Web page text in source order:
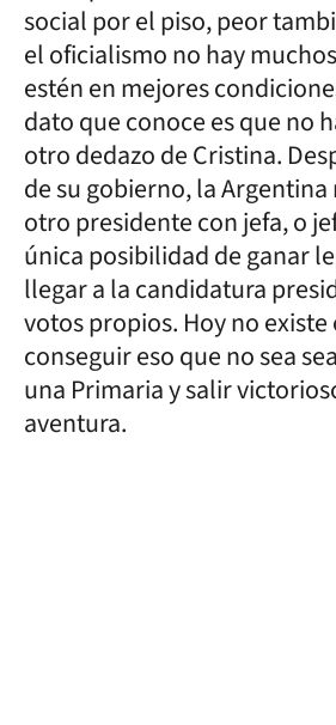
social por el piso, peor
el oficialismo no hay
estén en mejores
dato que conoce es que no
otro dedazo de Cristina.
de su gobierno, la
otro presidente con jefa, o
única posibilidad de ganar
llegar a la candidatura
votos propios. Hoy no
conseguir eso que no sea
una Primaria y salir
aventura.